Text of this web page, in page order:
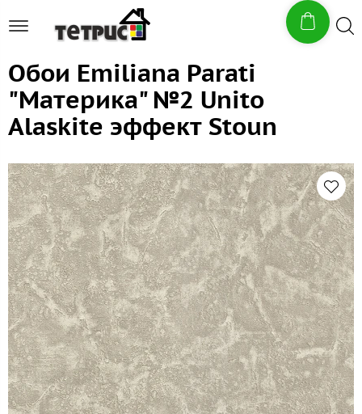
Обои Emiliana Parati
"Материка" №2 Unito
Alaskite эффект Stoun